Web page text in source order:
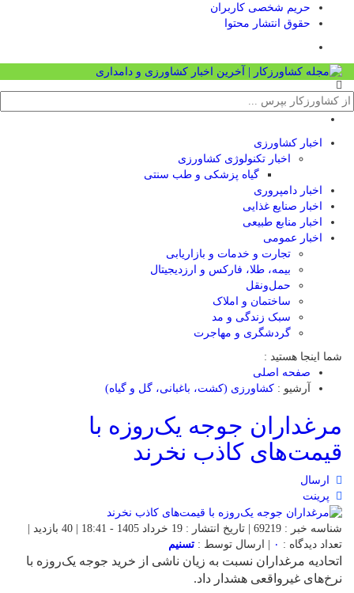
حریم شخصی کاربران
حقوق انتشار محتوا
اخبار کشاورزی
اخبار تکنولوژی کشاورزی
گیاه پزشکی و طب سنتی
اخبار دامپروری
اخبار صنایع غذایی
اخبار منابع طبیعی
اخبار عمومی
تجارت و خدمات و بازاریابی
بیمه، طلا، فارکس و ارزدیجیتال
حمل‌و‌نقل
ساختمان و املاک
سبک زندگی و مد
گردشگری و مهاجرت
شما اینجا هستید :
صفحه اصلی
آرشیو : کشاورزی (کشت، باغبانی، گل و گیاه)
مرغداران جوجه یک‌روزه با
قیمت‌های کاذب نخرند
ارسال
پرینت
شناسه خبر : 69219 | تاریخ انتشار : 19 خرداد 1405 - 18:41 | 40 بازدید |
تعداد دیدگاه : ۰ | ارسال توسط : تسنیم
اتحادیه مرغداران نسبت به زیان ناشی از خرید جوجه یک‌روزه با
نرخ‌های غیرواقعی هشدار داد.